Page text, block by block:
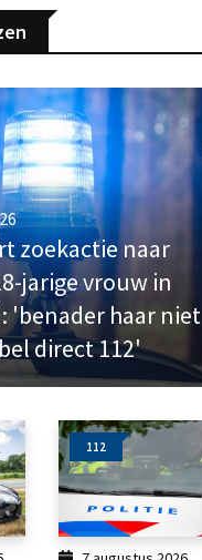
zoekactie naar
jarige vrouw in
'benader haar niet
direct 112'
112